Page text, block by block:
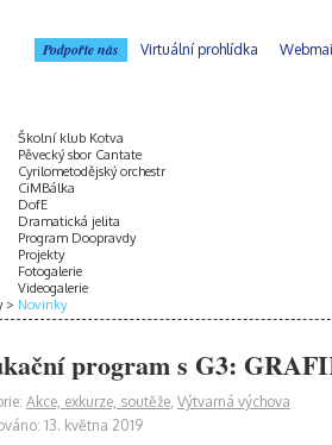
Podpořte nás Virtuální prohlídka
Školní klub Kotva
Pěvecký sbor Cantate
Cyrilometodějský orchestr
CiMBálka
DofE
Dramatická jelita
Program Doopravdy
Projekty
Fotogalerie
Videogalerie
Novinky
program s G3:
Akce, exkurze, soutěže, Výtvarná výchova
13. května 2019